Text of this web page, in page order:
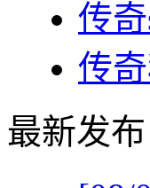
传
传
最新发布